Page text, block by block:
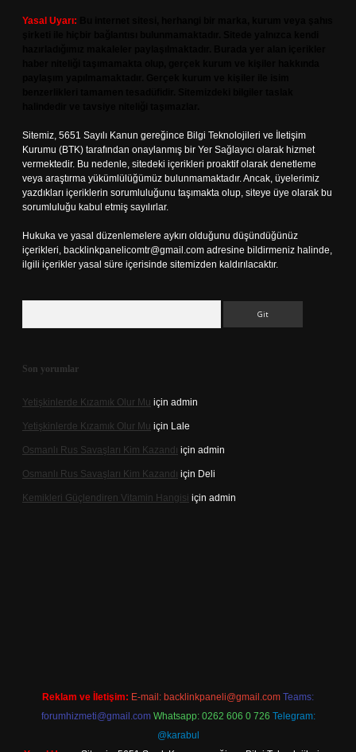
Yasal Uyarı:
Sitemiz, 5651 Sayılı Kanun gereğince Bilgi Teknolojileri ve İletişim
Kurumu (BTK) tarafından onaylanmış bir Yer Sağlayıcı olarak hizmet
vermektedir. Bu nedenle, sitedeki içerikleri proaktif olarak denetleme
veya araştırma yükümlülüğümüz bulunmamaktadır. Ancak, üyelerimiz
yazdıkları içeriklerin sorumluluğunu taşımakta olup, siteye üye olarak bu
sorumluluğu kabul etmiş sayılırlar.
Hukuka ve yasal düzenlemelere aykırı olduğunu düşündüğünüz
içerikleri, backlinkpanelicomtr@gmail.com adresine bildirmeniz halinde,
ilgili içerikler yasal süre içerisinde sitemizden kaldırılacaktır.
Son yorumlar
Yetişkinlerde Kızamık Olur Mu için admin
Yetişkinlerde Kızamık Olur Mu için Lale
Osmanlı Rus Savaşları Kim Kazandı için admin
Osmanlı Rus Savaşları Kim Kazandı için Deli
Kemikleri Güçlendiren Vitamin Hangisi için admin
Reklam ve İletişim: E-mail: backlinkpaneli@gmail.com Teams:
forumhizmeti@gmail.com Whatsapp: 0262 606 0 726 Telegram:
@karabul